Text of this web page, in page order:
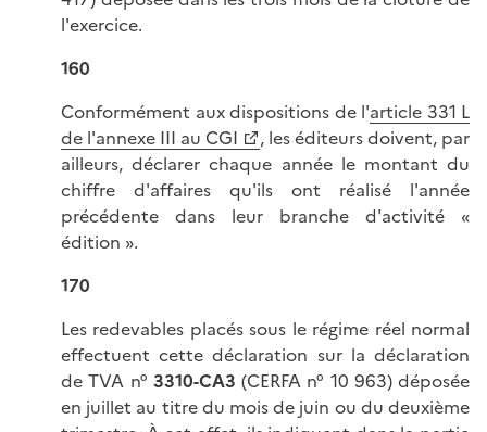
l'exercice.
160
Conformément aux dispositions de l'article 331 L
de l'annexe III au CGI
, les éditeurs doivent, par
ailleurs, déclarer chaque année le montant du
chiffre d'affaires qu'ils ont réalisé l'année
précédente dans leur branche d'activité «
édition ».
170
Les redevables placés sous le régime réel normal
effectuent cette déclaration sur la déclaration
de TVA n° 3310-CA3 (CERFA n° 10 963) déposée
en juillet au titre du mois de juin ou du deuxième